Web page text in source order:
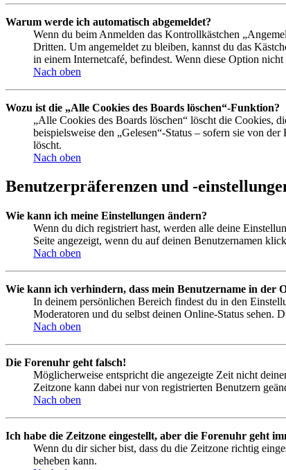
Warum werde ich automatisch abgemeldet?
Wenn du beim Anmelden das Kontrollkästchen
Dritten. Um angemeldet zu bleiben, kannst du das
in einem Internetcafé, befindest. Wenn diese Option
Nach oben
Wozu ist die „Alle Cookies des Boards löschen“-Funktion?
„Alle Cookies des Boards löschen“ löscht die Cookies,
beispielsweise den „Gelesen“-Status – sofern sie von
löscht.
Nach oben
Benutzerpräferenzen und -
Wie kann ich meine Einstellungen ändern?
Wenn du dich registriert hast, werden alle deine
Seite angezeigt, wenn du auf deinen Benutzernamen
Nach oben
Wie kann ich verhindern, dass mein Benutzername in der
In deinem persönlichen Bereich findest du in den
Moderatoren und du selbst deinen Online-Status sehen.
Nach oben
Die Forenuhr geht falsch!
Möglicherweise entspricht die angezeigte Zeit nicht
Zeitzone kann dabei nur von registrierten Benutzern
Nach oben
Ich habe die Zeitzone eingestellt, aber die Forenuhr geht
Wenn du dir sicher bist, dass du die Zeitzone richtig
beheben kann.